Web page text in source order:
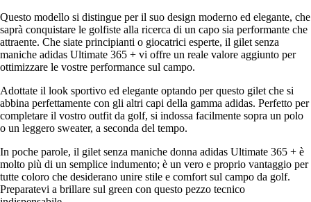
Questo modello si distingue per il suo design moderno ed elegante, che
saprà conquistare le golfiste alla ricerca di un capo sia performante che
attraente. Che siate principianti o giocatrici esperte, il gilet senza
maniche adidas Ultimate 365 + vi offre un reale valore aggiunto per
ottimizzare le vostre performance sul campo.
Adottate il look sportivo ed elegante optando per questo gilet che si
abbina perfettamente con gli altri capi della gamma adidas. Perfetto per
completare il vostro outfit da golf, si indossa facilmente sopra un polo
o un leggero sweater, a seconda del tempo.
In poche parole, il gilet senza maniche donna adidas Ultimate 365 + è
molto più di un semplice indumento; è un vero e proprio vantaggio per
tutte coloro che desiderano unire stile e comfort sul campo da golf.
Preparatevi a brillare sul green con questo pezzo tecnico